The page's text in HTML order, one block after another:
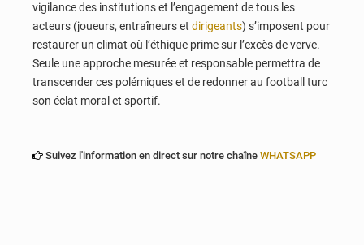
vigilance des institutions et l’engagement de tous les
acteurs (joueurs, entraîneurs et dirigeants) s’imposent pour
restaurer un climat où l’éthique prime sur l’excès de verve.
Seule une approche mesurée et responsable permettra de
transcender ces polémiques et de redonner au football turc
son éclat moral et sportif.
Suivez l'information en direct sur notre chaîne WHATSAPP